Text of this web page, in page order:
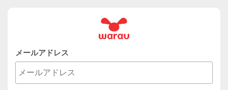
メールアドレス